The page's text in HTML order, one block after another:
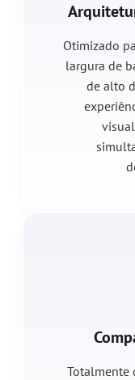
Otimizado
largura de
de alto
Totalmente